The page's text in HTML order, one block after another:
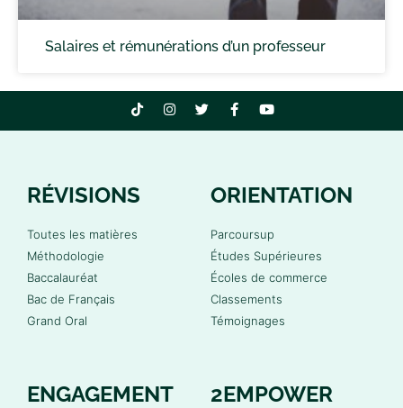
Salaires et rémunérations d’un professeur
RÉVISIONS
Toutes les matières
Méthodologie
Baccalauréat
Bac de Français
Grand Oral
ORIENTATION
Parcoursup
Études Supérieures
Écoles de commerce
Classements
Témoignages
ENGAGEMENT 2EMPOWER